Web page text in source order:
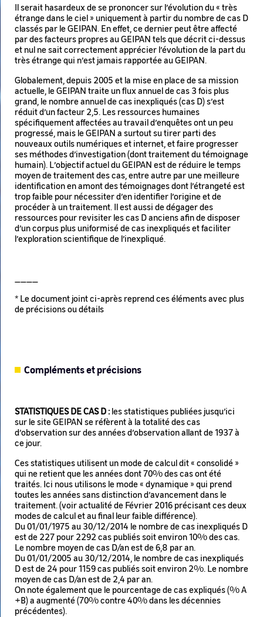
Il serait hasardeux de se prononcer sur l’évolution du « très
étrange dans le ciel » uniquement à partir du nombre de cas D
classés par le GEIPAN. En effet, ce dernier peut être affecté
par des facteurs propres au GEIPAN tels que décrit ci-dessus
et nul ne sait correctement apprécier l’évolution de la part du
très étrange qui n’est jamais rapportée au GEIPAN.
Globalement, depuis 2005 et la mise en place de sa mission
actuelle, le GEIPAN traite un flux annuel de cas 3 fois plus
grand, le nombre annuel de cas inexpliqués (cas D) s’est
réduit d’un facteur 2,5. Les ressources humaines
spécifiquement affectées au travail d’enquêtes ont un peu
progressé, mais le GEIPAN a surtout su tirer parti des
nouveaux outils numériques et internet, et faire progresser
ses méthodes d’investigation (dont traitement du témoignage
humain). L’objectif actuel du GEIPAN est de réduire le temps
moyen de traitement des cas, entre autre par une meilleure
identification en amont des témoignages dont l’étrangeté est
trop faible pour nécessiter d’en identifier l’origine et de
procéder à un traitement. Il est aussi de dégager des
ressources pour revisiter les cas D anciens afin de disposer
d’un corpus plus uniformisé de cas inexpliqués et faciliter
l’exploration scientifique de l’inexpliqué.
* Le document joint ci-après reprend ces éléments avec plus
de précisions ou détails
Compléments et précisions
STATISTIQUES DE CAS D : les statistiques publiées jusqu’ici
sur le site GEIPAN se réfèrent à la totalité des cas
d’observation sur des années d’observation allant de 1937 à
ce jour.
Ces statistiques utilisent un mode de calcul dit « consolidé »
qui ne retient que les années dont 70% des cas ont été
traités. Ici nous utilisons le mode « dynamique » qui prend
toutes les années sans distinction d’avancement dans le
traitement. (voir actualité de Février 2016 précisant ces deux
modes de calcul et au final leur faible différence).
Du 01/01/1975 au 30/12/2014 le nombre de cas inexpliqués D
est de 227 pour 2292 cas publiés soit environ 10% des cas.
Le nombre moyen de cas D/an est de 6,8 par an.
Du 01/01/2005 au 30/12/2014, le nombre de cas inexpliqués
D est de 24 pour 1159 cas publiés soit environ 2%. Le nombre
moyen de cas D/an est de 2,4 par an.
On note également que le pourcentage de cas expliqués (% A
+B) a augmenté (70% contre 40% dans les décennies
précédentes).